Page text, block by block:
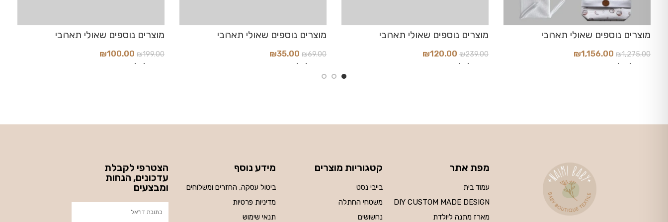
₪1,275.00
₪1,156.00
הוסף לעגלה
₪239.00
₪120.00
הוסף לסל
₪69.00
₪35.00
הוסף לסל
₪199.00
₪100.00
הוסף לסל
מפת אתר
עמוד בית
DIY CUSTOM MADE DESIGN
מארז מתנה ליולדת
קטגוריות מוצרים
בייבי נסט
משטחי החתלה
נחשושים
מידע נוסף
ביטול עסקה, החזרים ומשלוחים
מדיניות פרטיות
תנאי שימוש
הצטרפי לקבלת
עדכונים, הנחות
ומבצעים